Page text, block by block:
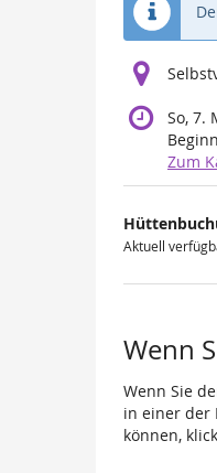
So, 7.
Zum
Aktuell
Wenn
Wenn Sie
in einer der
können,